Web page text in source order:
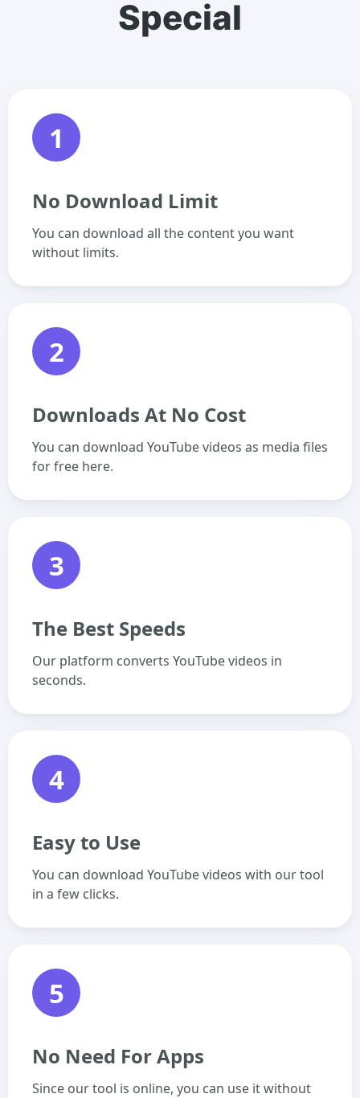
Special
1
No Download Limit
You can download all the content you want
without limits.
2
Downloads At No Cost
You can download YouTube videos as media files
for free here.
3
The Best Speeds
Our platform converts YouTube videos in
seconds.
4
Easy to Use
You can download YouTube videos with our tool
in a few clicks.
5
No Need For Apps
Since our tool is online, you can use it without